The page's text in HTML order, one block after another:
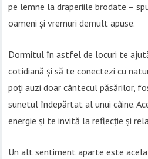
pe lemne la draperiile brodate –
oameni și vremuri demult apuse.
Dormitul în astfel de locuri te
cotidiană și să te conectezi cu
poți auzi doar cântecul păsărilor,
sunetul îndepărtat al unui câine.
energie și te invită la reflecție și
Un alt sentiment aparte este